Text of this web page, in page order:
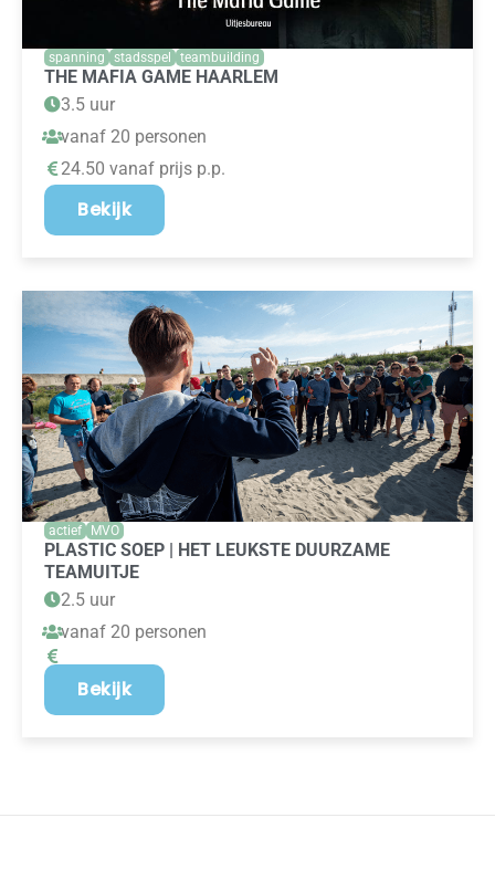
spanning stadsspel teambuilding
THE MAFIA GAME HAARLEM
3.5 uur
vanaf 20 personen
24.50 vanaf prijs p.p.
Bekijk
actief MVO
PLASTIC SOEP | HET LEUKSTE DUURZAME
TEAMUITJE
2.5 uur
vanaf 20 personen
Bekijk